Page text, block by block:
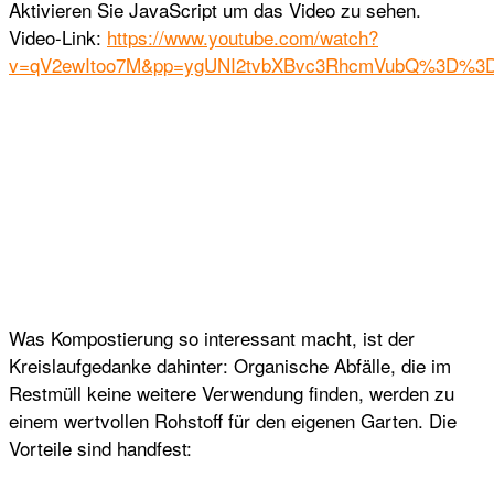
Aktivieren Sie JavaScript um das Video zu sehen.
Video-Link: https://www.youtube.com/watch?
Was Kompostierung so interessant macht, ist der
Kreislaufgedanke dahinter: Organische Abfälle, die im
Restmüll keine weitere Verwendung finden, werden zu
einem wertvollen Rohstoff für den eigenen Garten. Die
Vorteile sind handfest: